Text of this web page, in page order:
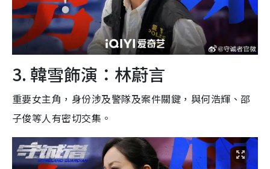
3. 韓雪飾演：林蔚言
重要女主角，身份涉及警隊及案件關鍵，與何浩輝、邵
子俊等人有密切交集。